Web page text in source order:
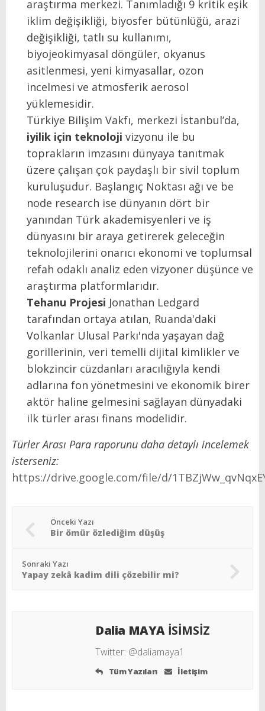
araştırma merkezi. Tanımladığı 9 kritik eşik
iklim değişikliği, biyosfer bütünlüğü, arazi
değişikliği, tatlı su kullanımı,
biyojeokimyasal döngüler, okyanus
asitlenmesi, yeni kimyasallar, ozon
incelmesi ve atmosferik aerosol
yüklemesidir.
Türkiye Bilişim Vakfı, merkezi İstanbul’da,
iyilik için teknoloji vizyonu ile bu
toprakların imzasını dünyaya tanıtmak
üzere çalışan çok paydaşlı bir sivil toplum
kuruluşudur. Başlangıç Noktası ağı ve be
node research ise dünyanın dört bir
yanından Türk akademisyenleri ve iş
dünyasını bir araya getirerek geleceğin
teknolojilerini onarıcı ekonomi ve toplumsal
refah odaklı analiz eden vizyoner düşünce ve
araştırma platformlarıdır.
Tehanu Projesi Jonathan Ledgard
tarafından ortaya atılan, Ruanda'daki
Volkanlar Ulusal Parkı'nda yaşayan dağ
gorillerinin, veri temelli dijital kimlikler ve
blokzincir cüzdanları aracılığıyla kendi
adlarına fon yönetmesini ve ekonomik birer
aktör haline gelmesini sağlayan dünyadaki
ilk türler arası finans modelidir.
Türler Arası Para raporunu daha detaylı incelemek
isterseniz:
https://drive.google.com/file/d/
Önceki Yazı
Bir ömür özlediğim düşüş
Sonraki Yazı
Yapay zekâ kadim dili çözebilir mi?
Dalia MAYA İSİMSİZ
Twitter: @daliamaya1
Tüm Yazıları İletişim